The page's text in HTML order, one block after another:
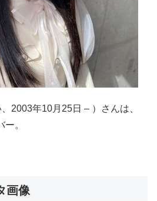
2003年10月25日 – ）さんは、
。
画像